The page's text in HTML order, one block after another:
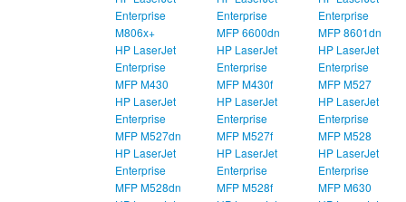
Enterprise
M806x+
Enterprise
MFP 6600dn
Enterprise
MFP 8601dn
HP LaserJet
Enterprise
MFP M430
HP LaserJet
Enterprise
MFP M430f
HP LaserJet
Enterprise
MFP M527
HP LaserJet
Enterprise
MFP M527dn
HP LaserJet
Enterprise
MFP M527f
HP LaserJet
Enterprise
MFP M528
HP LaserJet
Enterprise
MFP M528dn
HP LaserJet
Enterprise
MFP M528f
HP LaserJet
Enterprise
MFP M630